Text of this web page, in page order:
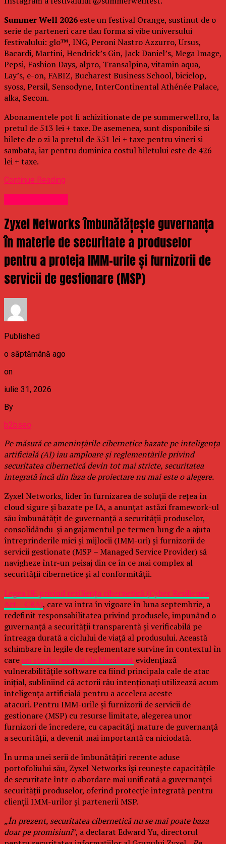
Summer Well 2026 este un festival Orange, sustinut de o
serie de parteneri care dau forma si vibe universului
festivalului: glo™, ING, Peroni Nastro Azzurro, Ursus,
Bacardi, Martini, Hendrick’s Gin, Jack Daniel’s, Mega Image,
Pepsi, Fashion Days, alpro, Transalpina, vitamin aqua,
Lay’s, e-on, FABIZ, Bucharest Business School, biciclop,
syoss, Persil, Sensodyne, InterContinental Athénée Palace,
alka, Secom.
Abonamentele pot fi achizitionate de pe summerwell.ro, la
pretul de 513 lei + taxe. De asemenea, sunt disponibile si
bilete de o zi la pretul de 351 lei + taxe pentru vineri si
sambata, iar pentru duminica costul biletului este de 426
lei + taxe.
Continue Reading
Zyxel Networks îmbunătățește guvernanța
în materie de securitate a produselor
pentru a proteja IMM-urile și furnizorii de
servicii de gestionare (MSP)
Published
o săptămână ago
on
iulie 31, 2026
By
b2bseo
Pe măsură ce amenințările cibernetice bazate pe inteligența
artificială (AI) iau amploare și reglementările privind
securitatea cibernetică devin tot mai stricte, securitatea
integrată încă din faza de proiectare nu mai este o alegere.
Zyxel Networks, lider în furnizarea de soluții de rețea în
cloud sigure și bazate pe IA, a anunțat astăzi framework-ul
său îmbunătățit de guvernanță a securității produselor,
consolidându-și angajamentul pe termen lung de a ajuta
întreprinderile mici și mijlocii (IMM-uri) și furnizorii de
servicii gestionate (MSP – Managed Service Provider) să
navigheze într-un peisaj din ce în ce mai complex al
securității cibernetice și al conformității.
Legea UE privind reziliența cibernetică (Cyber Resilience
Act – CRA), care va intra în vigoare în luna septembrie, a
redefinit responsabilitatea privind produsele, impunând o
guvernanță a securității transparentă și verificabilă pe
întreaga durată a ciclului de viață al produsului. Această
schimbare în legile de reglementare survine în contextul în
careun studiu realizat de Mandiant evidențiază
vulnerabilitățile software ca fiind principala cale de atac
inițial, subliniind că actorii rău intenționați utilizează acum
inteligența artificială pentru a accelera aceste
atacuri. Pentru IMM-urile și furnizorii de servicii de
gestionare (MSP) cu resurse limitate, alegerea unor
furnizori de încredere, cu capacități mature de guvernanță
a securității, a devenit mai importantă ca niciodată.
În urma unei serii de îmbunătățiri recente aduse
portofoliului său, Zyxel Networks își reunește capacitățile
de securitate într-o abordare mai unificată a guvernanței
securității produselor, oferind protecție integrată pentru
clienții IMM-urilor și partenerii MSP.
„În prezent, securitatea cibernetică nu se mai poate baza
doar pe promisiuni”, a declarat Edward Yu, directorul